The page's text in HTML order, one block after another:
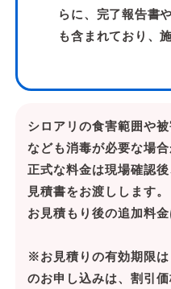
らに、完了報告書
も含まれており、
シロアリの食害範囲や
なども消毒が必要な場合
正式な料金は現場確認
見積書をお渡しします。
お見積もり後の追加料
※お見積りの有効期限
のお申し込みは、割引